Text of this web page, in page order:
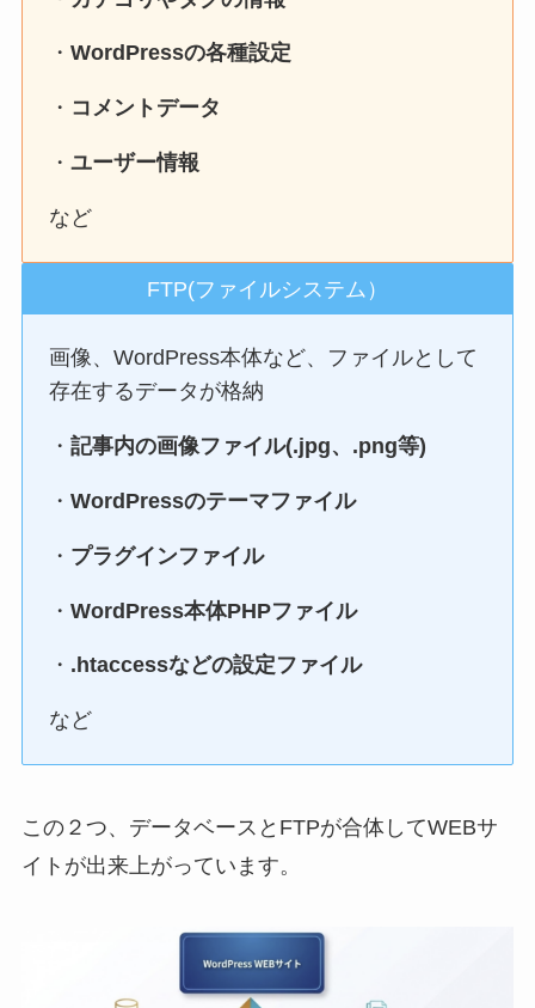
・WordPressの各種設定
・ コメントデータ
・ユーザー情報
など
FTP(ファイルシステム）
画像、WordPress本体など、ファイルとして
存在するデータが格納
・記事内の画像ファイル(.jpg、.png等)
・WordPressのテーマファイル
・ プラグインファイル
・WordPress本体PHPファイル
・ .htaccessなどの設定ファイル
など
この２つ、データベースとFTPが合体してWEBサ
イトが出来上がっています。